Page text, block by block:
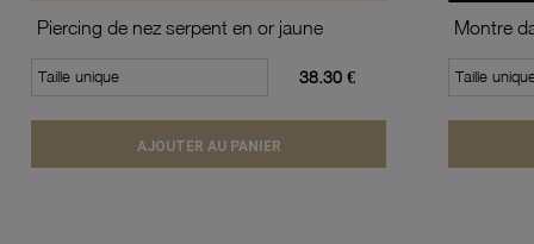
Piercing de nez serpent en or jaune
Taille unique 38.30 €
AJOUTER AU PANIER
Taille